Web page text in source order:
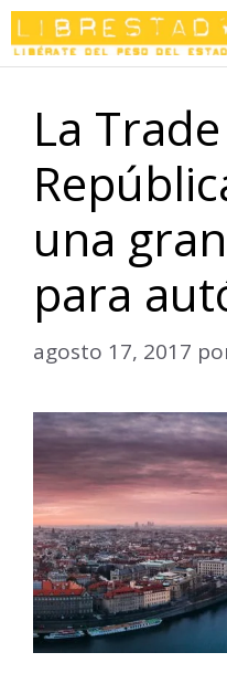
Saltar
al
contenido
La
una
para
agosto 17, 2017